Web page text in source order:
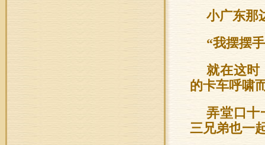
小广东那
“我摆摆
就在这时
的卡车呼啸
弄堂口十
三兄弟也一